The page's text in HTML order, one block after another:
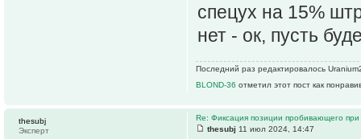
спецух на 15%
нет - ок, пусть
Последний раз редактировалось
BLOND-36 отметил этот пост как
Re: Фиксация позиции пробивающего
thesubj 11 июл 2024, 14:47
thesubj
Эксперт